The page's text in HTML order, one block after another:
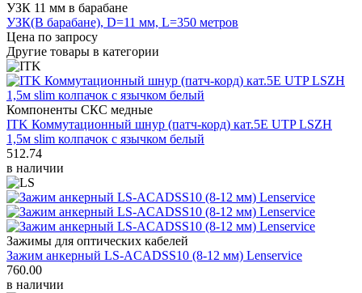
УЗК 11 мм в барабане
УЗК(В барабане), D=11 мм, L=350 метров
Цена по запросу
Другие товары в категории
Компоненты СКС медные
ITK Коммутационный шнур (патч-корд) кат.5E UTP LSZH
1,5м slim колпачок с язычком белый
512.74
в наличии
Зажимы для оптических кабелей
Зажим анкерный LS-ACADSS10 (8-12 мм) Lenservice
760.00
в наличии